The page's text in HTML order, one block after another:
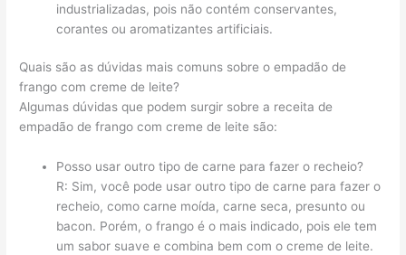
industrializadas, pois não contém conservantes,
corantes ou aromatizantes artificiais.
Quais são as dúvidas mais comuns sobre o empadão de
frango com creme de leite?
Algumas dúvidas que podem surgir sobre a receita de
empadão de frango com creme de leite são:
Posso usar outro tipo de carne para fazer o recheio?
R: Sim, você pode usar outro tipo de carne para fazer o
recheio, como carne moída, carne seca, presunto ou
bacon. Porém, o frango é o mais indicado, pois ele tem
um sabor suave e combina bem com o creme de leite.